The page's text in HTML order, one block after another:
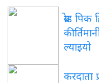
ब्रोड
ल्याइयो
करदाता